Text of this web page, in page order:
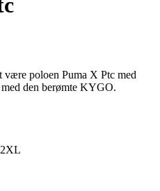
være poloen Puma X Ptc med
den berømte KYGO.
2XL